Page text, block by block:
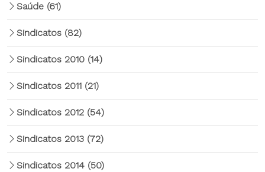
Saúde (61)
Sindicatos (82)
Sindicatos 2010 (14)
Sindicatos 2011 (21)
Sindicatos 2012 (54)
Sindicatos 2013 (72)
Sindicatos 2014 (50)